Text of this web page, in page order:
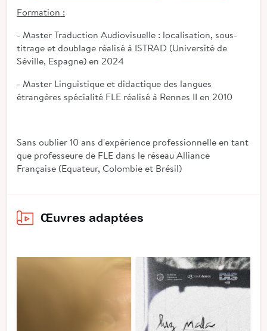
Formation :
- Master Traduction Audiovisuelle : localisation, sous-
titrage et doublage réalisé à ISTRAD (Université de
Séville, Espagne) en 2024
- Master Linguistique et didactique des langues
étrangères spécialité FLE réalisé à Rennes II en 2010
Sans oublier 10 ans d'expérience professionnelle en tant
que professeure de FLE dans le réseau Alliance
Française (Equateur, Colombie et Brésil)
Œuvres adaptées